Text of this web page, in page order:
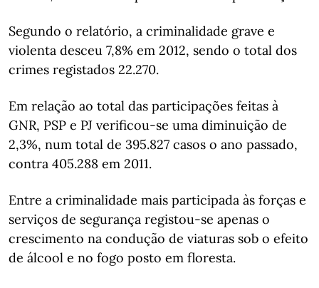
Segundo o relatório, a criminalidade grave e
violenta desceu 7,8% em 2012, sendo o total dos
crimes registados 22.270.
Em relação ao total das participações feitas à
GNR, PSP e PJ verificou-se uma diminuição de
2,3%, num total de 395.827 casos o ano passado,
contra 405.288 em 2011.
Entre a criminalidade mais participada às forças e
serviços de segurança registou-se apenas o
crescimento na condução de viaturas sob o efeito
de álcool e no fogo posto em floresta.